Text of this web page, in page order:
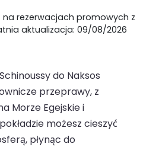
rezerwacjach promowych z
aktualizacja: 09/08/2026
do Naksos
przeprawy, z
Morze Egejskie i
możesz cieszyć
płynąc do